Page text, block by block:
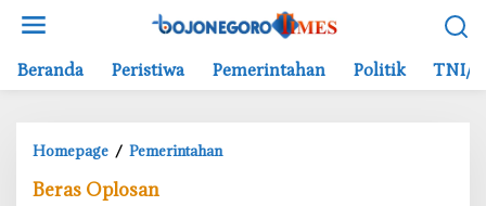
Beranda Peristiwa Pemerintahan Politik TNI/
Homepage / PemerintahanS
Beras Oplosan